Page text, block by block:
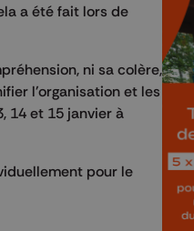
a été fait lors de
ni sa colère,
l'organisation et les
14 et 15 janvier à
pour le